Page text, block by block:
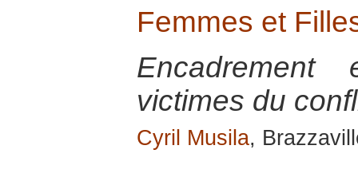
Femmes et
victimes du
Cyril Musila,